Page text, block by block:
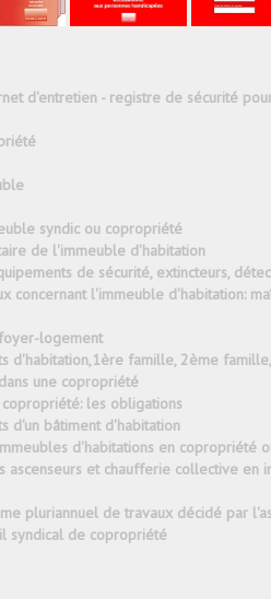
d'entretien - registre de sécurité
syndic ou copropriété
de l'immeuble d'habitation
de sécurité, extincteurs,
concernant l'immeuble d'habitation:
logement
d'habitation,1ère famille, 2ème
une copropriété
les obligations
d'un bâtiment d'habitation
d'habitations en copropriété
ascenseurs et chaufferie collective
pluriannuel de travaux décidé par
syndical de copropriété